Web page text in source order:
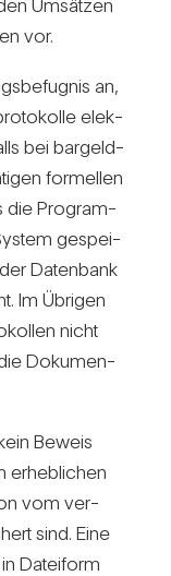
vor.
an,
elek­
bei bar­geld­
for­mellen
die Pro­gram­
gespei­
Daten­bank
Im Übrigen
nicht
Doku­men­
Beweis
erheb­li­chen
vom ver­
sind. Eine
Datei­form